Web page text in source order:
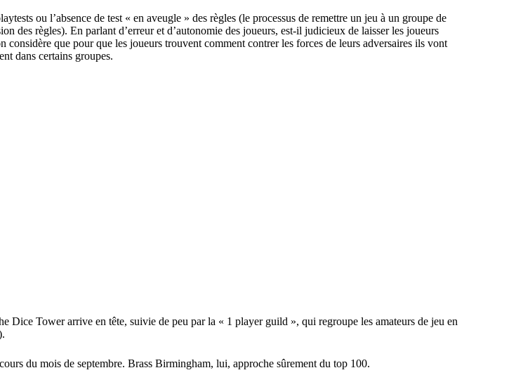
ou l’absence de test « en aveugle » des règles (le processus de remettre un jeu à un groupe de
des règles). En parlant d’erreur et d’autonomie des joueurs, est-il judicieux de laisser les joueurs
considère que pour que les joueurs trouvent comment contrer les forces de leurs adversaires ils vont
dans certains groupes.
Dice Tower arrive en tête, suivie de peu par la « 1 player guild », qui regroupe les amateurs de jeu en
du mois de septembre. Brass Birmingham, lui, approche sûrement du top 100.